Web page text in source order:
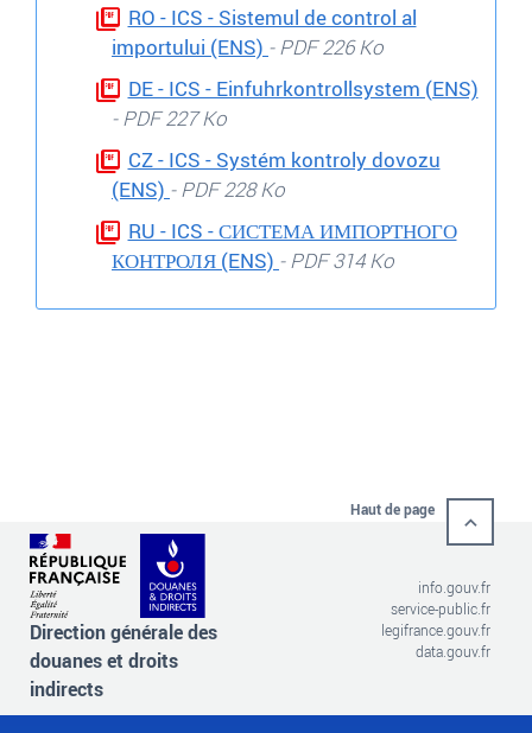
RO - ICS - Sistemul de control al
importului (ENS) - PDF 226 Ko
DE - ICS - Einfuhrkontrollsystem (ENS)
- PDF 227 Ko
CZ - ICS - Systém kontroly dovozu
(ENS) - PDF 228 Ko
RU - ICS - СИСТЕМА ИМПОРТНОГО
КОНТРОЛЯ (ENS) - PDF 314 Ko
Haut de page
Direction générale des
douanes et droits
indirects
info.gouv.fr
service-public.fr
legifrance.gouv.fr
data.gouv.fr